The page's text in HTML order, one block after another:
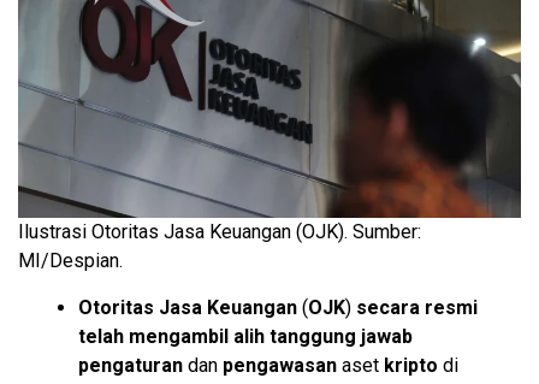
Ilustrasi Otoritas Jasa Keuangan (OJK). Sumber:
MI/Despian.
Otoritas Jasa Keuangan (OJK) secara resmi
telah mengambil alih tanggung jawab
pengaturan dan pengawasan aset kripto di